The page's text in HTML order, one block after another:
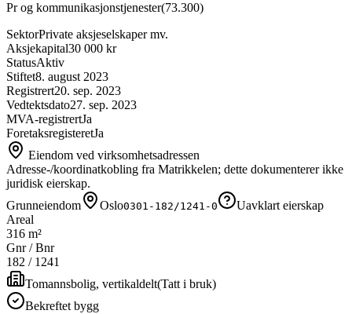
Pr og kommunikasjonstjenester(73.300)
SektorPrivate aksjeselskaper mv.
Aksjekapital30 000 kr
StatusAktiv
Stiftet8. august 2023
Registrert20. sep. 2023
Vedtektsdato27. sep. 2023
MVA-registrertJa
ForetaksregisteretJa
Eiendom ved virksomhetsadressen
Adresse-/koordinatkobling fra Matrikkelen; dette dokumenterer ikke
juridisk eierskap.
Grunneiendom
Oslo0301-182/1241-0
Uavklart eierskap
Areal
316 m²
Gnr / Bnr
182 / 1241
Tomannsbolig, vertikaldelt(Tatt i bruk)
Bekreftet bygg